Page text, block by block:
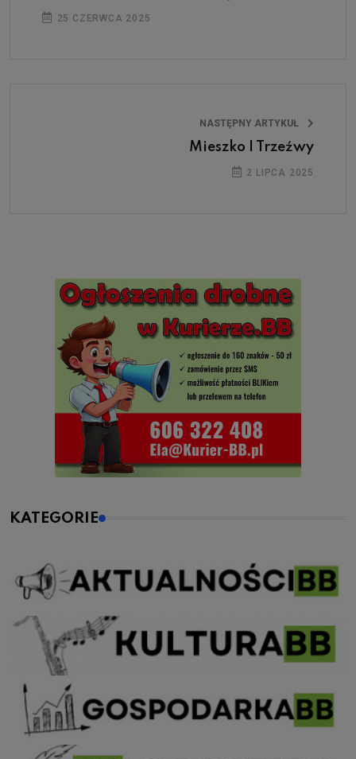
25 CZERWCA 2025
NASTĘPNY ARTYKUŁ
Mieszko I Trzeźwy
2 LIPCA 2025
KATEGORIE